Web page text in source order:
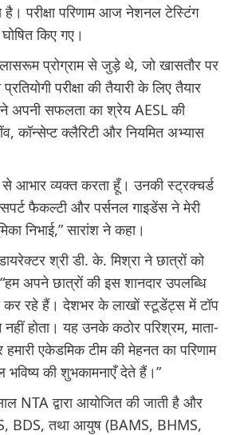
है। परीक्षा परिणाम आज नेशनल टेस्टिंग
किए गए।
प्रोग्राम से जुड़े थे, जो खासतौर पर
परीक्षा की तैयारी के लिए तैयार
अपनी सफलता का श्रेय AESL की
कॉन्सेप्ट क्लैरिटी और नियमित अभ्यास
आभार व्यक्त करता हूँ। उनकी स्ट्रक्चर्ड
फैकल्टी और पर्सनल गाइडेंस ने मेरी
निभाई,” सारांश ने कहा।
श्री डी. के. मिश्रा ने छात्रों को
अपने छात्रों की इस शानदार उपलब्धि
कर रहे हैं। देशभर के लाखों स्टूडेंट्स में टॉप
होता। यह उनके कठोर परिश्रम, माता-
एकेडमिक टीम की मेहनत का परिणाम
की शुभकामनाएँ देते हैं।”
NTA द्वारा आयोजित की जाती है और
BDS, तथा आयुष (BAMS, BHMS,